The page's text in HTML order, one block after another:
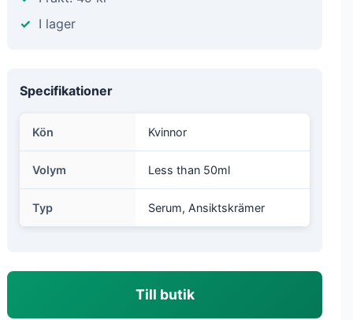
I lager
Specifikationer
Kön Kvinnor
Volym Less than 50ml
Typ Serum, Ansiktskrämer
Till butik